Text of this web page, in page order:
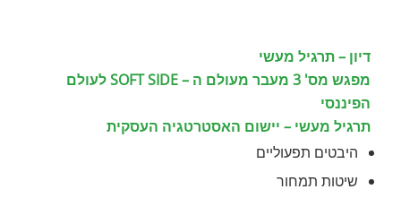
דיון – תרגיל מעשי
מפגש מס' 3 מעבר מעולם ה – SOFT SIDE לעולם
הפיננסי
תרגיל מעשי – יישום האסטרטגיה העסקית
היבטים תפעוליים
שיטות תמחור